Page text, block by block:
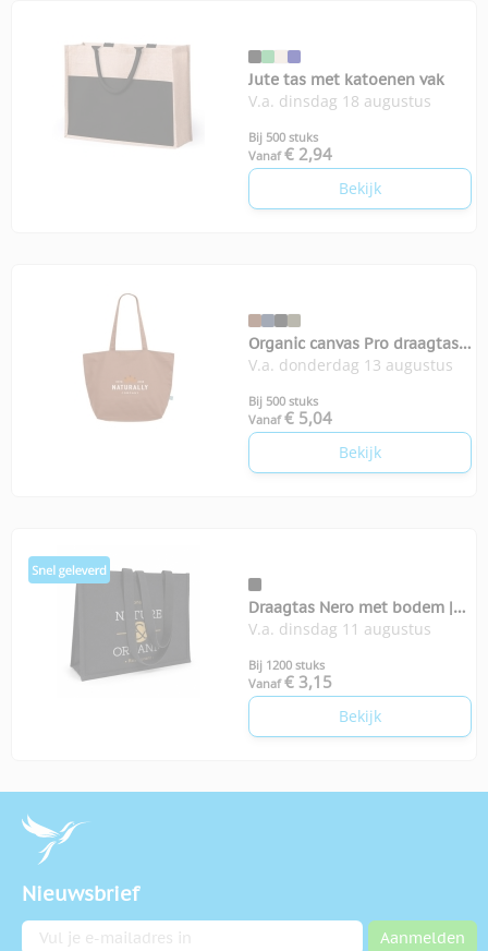
Jute tas met katoenen vak
V.a. dinsdag 18 augustus
Bij 500 stuks
Vanaf € 2,94
Bekijk
Organic canvas Pro draagtas
320-grams
V.a. donderdag 13 augustus
Bij 500 stuks
Vanaf € 5,04
Bekijk
Draagtas Nero met bodem |
350-grams
V.a. dinsdag 11 augustus
Bij 1200 stuks
Vanaf € 3,15
Bekijk
Nieuwsbrief
E-mailadres Aanmelden